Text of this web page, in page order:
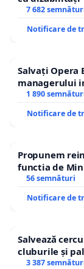
7 682
Notificare de
Salvați Opera
managerului
1 890
Notificare de
Propunem
functia de
56 semnături
Notificare de
Salvează
cluburile și
3 387